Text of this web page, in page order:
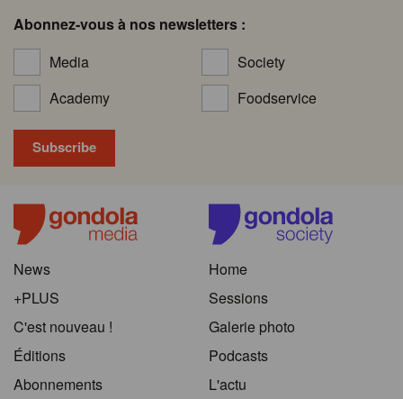
Abonnez-vous à nos newsletters :
Media
Society
Academy
Foodservice
News
+PLUS
C'est nouveau !
Éditions
Abonnements
Home
Sessions
Galerie photo
Podcasts
L'actu